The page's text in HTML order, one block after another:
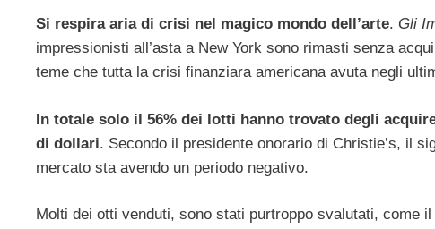
Si respira aria di crisi nel magico mondo dell’arte. Gli
impressionisti all’asta a New York sono rimasti senza
teme che tutta la crisi finanziara americana avuta negli
In totale solo il 56% dei lotti hanno trovato degli
di dollari. Secondo il presidente onorario di Christie’s, il
mercato sta avendo un periodo negativo.
Molti dei otti venduti, sono stati purtroppo svalutati, come il